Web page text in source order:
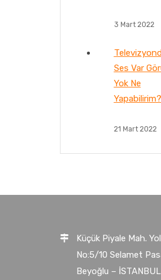
3 Mart 2022
Ses Var
Yok Ne
Yapabilirim?
21 Mart 2022
Küçük Piyale Mah.
No:5/10 Selamet
Beyoğlu – İSTANBUL